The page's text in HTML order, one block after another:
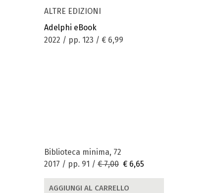
ALTRE EDIZIONI
Adelphi eBook
2022 / pp. 123 / € 6,99
Biblioteca minima, 72
2017 / pp. 91 / € 7,00 € 6,65
AGGIUNGI AL CARRELLO